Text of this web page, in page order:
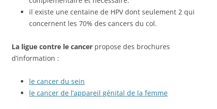
il existe une centaine de HPV dont seulement 2 qui
concernent les 70% des cancers du col.
La ligue contre le cancer propose des brochures
d’information :
le cancer du sein
le cancer de l’appareil génital de la femme